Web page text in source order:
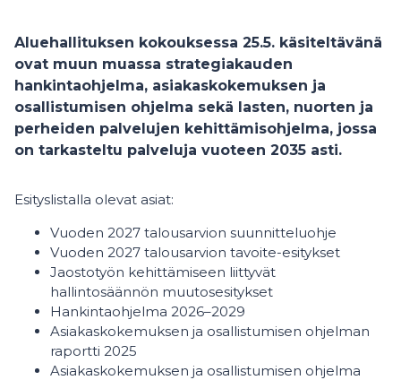
Aluehallituksen kokouksessa 25.5. käsiteltävänä
ovat muun muassa strategiakauden
hankintaohjelma, asiakaskokemuksen ja
osallistumisen ohjelma sekä lasten, nuorten ja
perheiden palvelujen kehittämisohjelma, jossa
on tarkasteltu palveluja vuoteen 2035 asti.
Esityslistalla olevat asiat:
Vuoden 2027 talousarvion suunnitteluohje
Vuoden 2027 talousarvion tavoite-esitykset
Jaostotyön kehittämiseen liittyvät
hallintosäännön muutosesitykset
Hankintaohjelma 2026–2029
Asiakaskokemuksen ja osallistumisen ohjelman
raportti 2025
Asiakaskokemuksen ja osallistumisen ohjelma